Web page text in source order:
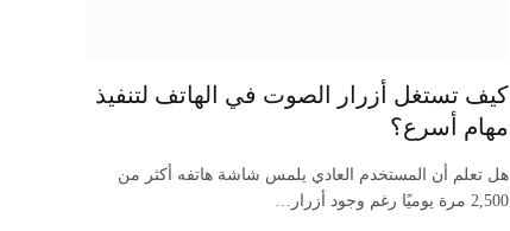
كيف تستغل أزرار الصوت في الهاتف لتنفيذ
مهام أسرع؟
هل تعلم أن المستخدم العادي يلمس شاشة هاتفه أكثر من
2,500 مرة يوميًا رغم وجود أزرار…